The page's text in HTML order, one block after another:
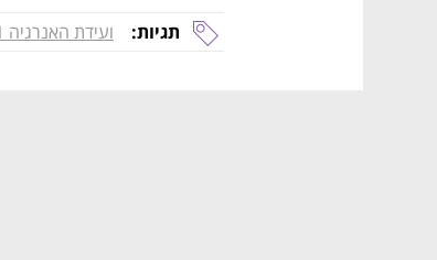
תגיות: ועידת האנרגיה 2021